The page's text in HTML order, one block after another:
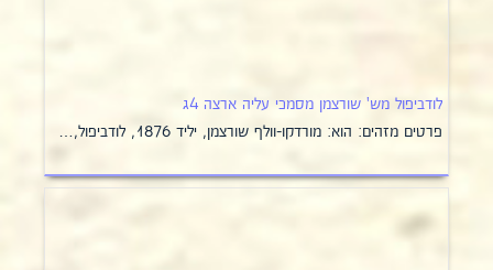
לודביפול מש' שורצמן מסמכי עליה ארצה 4ג
פרטים מזהים: הוא: מורדקו-וולף שורצמן, יליד 1876, לודביפול,…